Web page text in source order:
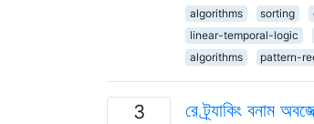
algorithms
sorting
linear-temporal-logic
algorithms
pattern-
3 রে ট্র্যাকিং বনাম